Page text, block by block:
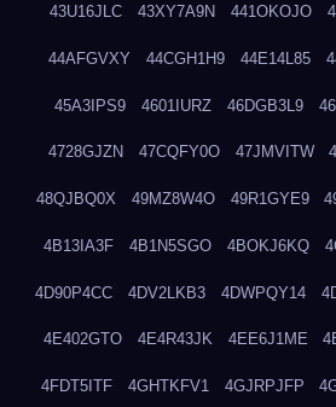
43U16JLC 43XY7A9N 441OKOJO
44AFGVXY 44CGH1H9 44E14L85
45A3IPS9 4601IURZ 46DGB3L9
4728GJZN 47CQFY0O 47JMVITW
48QJBQ0X 49MZ8W4O 49R1GYE9
4B13IA3F 4B1N5SGO 4BOKJ6KQ
4D90P4CC 4DV2LKB3 4DWPQY14
4E402GTO 4E4R43JK 4EE6J1ME
4FDT5ITF 4GHTKFV1 4GJRPJFP